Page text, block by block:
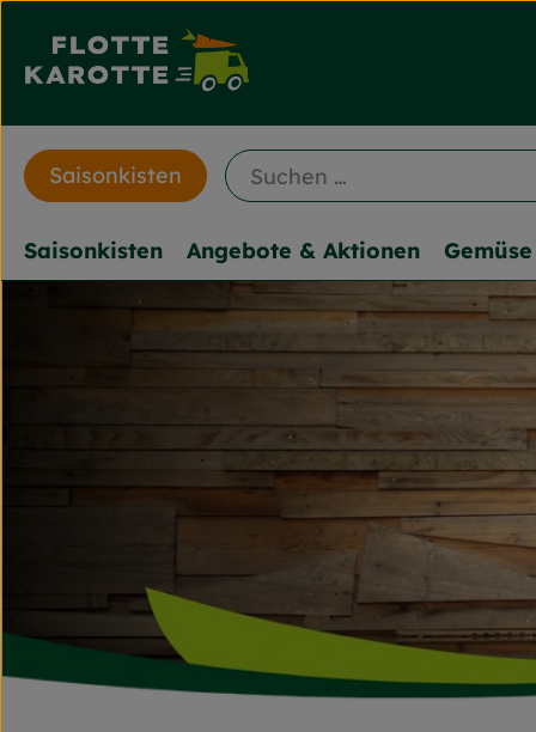
Saisonkisten
Saisonkisten Angebote & Aktionen